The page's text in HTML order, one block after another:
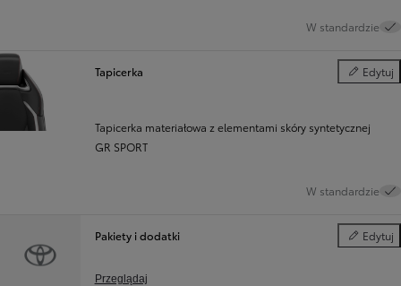
W standardzie
Tapicerka Edytuj
Tapicerka
Tapicerka materiałowa z elementami skóry syntetycznej
GR SPORT
W standardzie
Pakiety i dodatki Edytuj
Pakiety i
Przeglądaj